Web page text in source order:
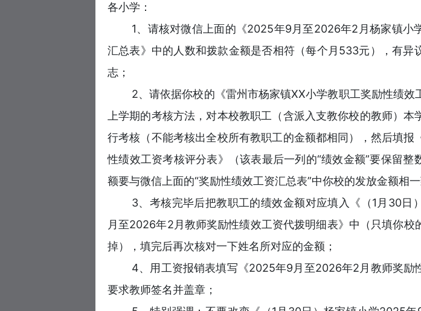
各小学：
1、请核对微信上面的《2025年9月至2026年2月杨家镇小
汇总表》中的人数和拨款金额是否相符（每个月533元），有异
志；
2、请依据你校的《雷州市杨家镇XX小学教职工奖励性绩效
上学期的考核方法，对本校教职工（含派入支教你校的教师）本
行考核（不能考核出全校所有教职工的金额都相同），然后填报
性绩效工资考核评分表》（该表最后一列的“绩效金额”要保留整
额要与微信上面的“奖励性绩效工资汇总表”中你校的发放金额相一
3、考核完毕后把教职工的绩效金额对应填入《（1月30日
月至2026年2月教师奖励性绩效工资代拨明细表》中（只填你校
掉），填完后再次核对一下姓名所对应的金额；
4、用工资报销表填写《2025年9月至2026年2月教师奖励
要求教师签名并盖章；